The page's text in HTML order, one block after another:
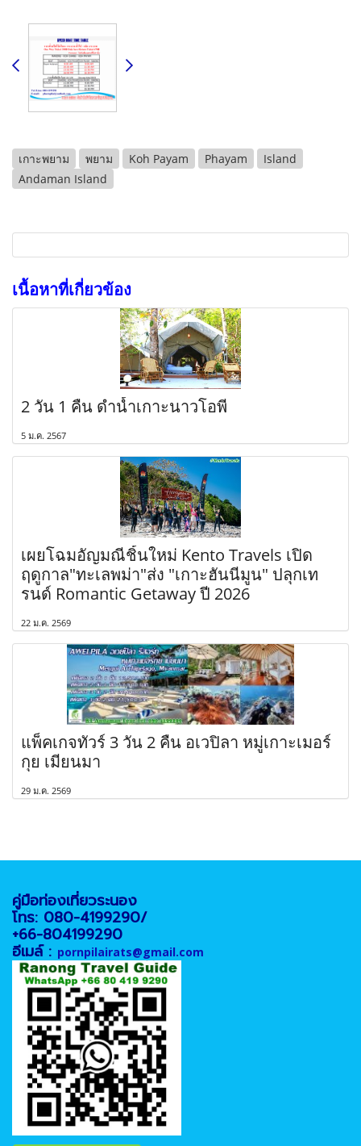
เกาะพยาม พยาม Koh Payam Phayam
Island
Andaman Island
เนื้อหาที่เกี่ยวข้อง
2 วัน 1 คืน ดำน้ำเกาะนาวโอพี
5 ม.ค. 2567
เผยโฉมอัญมณีชิ้นใหม่ Kento Travels เปิด
ฤดูกาล"ทะเลพม่า"ส่ง "เกาะฮันนีมูน" ปลุกเท
รนด์ Romantic Getaway ปี 2026
22 ม.ค. 2569
แพ็คเกจทัวร์ 3 วัน 2 คืน อเวปิลา หมู่เกาะเมอร์
กุย เมียนมา
29 ม.ค. 2569
คู่มือท่องเที่ยวระนอง
โทร: 080-4199290/
+66-804199290
อีเมล์ : pornpilairats@gmail.com